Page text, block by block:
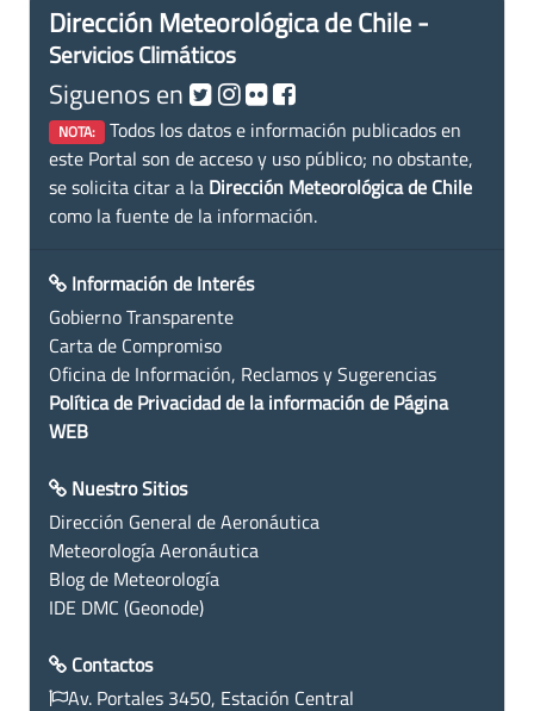
Dirección Meteorológica de Chile -
Servicios Climáticos
Siguenos en
NOTA: Todos los datos e información publicados en
este Portal son de acceso y uso público; no obstante,
se solicita citar a la Dirección Meteorológica de Chile
como la fuente de la información.
Información de Interés
Gobierno Transparente
Carta de Compromiso
Oficina de Información, Reclamos y Sugerencias
Política de Privacidad de la información de Página
WEB
Nuestro Sitios
Dirección General de Aeronáutica
Meteorología Aeronáutica
Blog de Meteorología
IDE DMC (Geonode)
Contactos
Av. Portales 3450, Estación Central